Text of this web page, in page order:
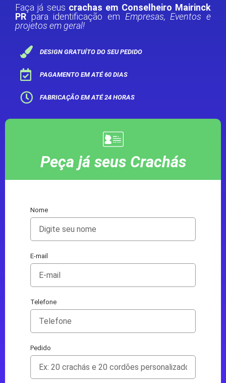
Faça já seus crachas em Conselheiro Mairinck
PR para identificação em Empresas, Eventos e
projetos em geral!
DESIGN GRATUÍTO DO SEU PEDIDO
PAGAMENTO EM ATÉ 60 DIAS
FABRICAÇÃO EM ATÉ 24 HORAS
Peça já seus Crachás
Nome
E-mail
Telefone
Pedido